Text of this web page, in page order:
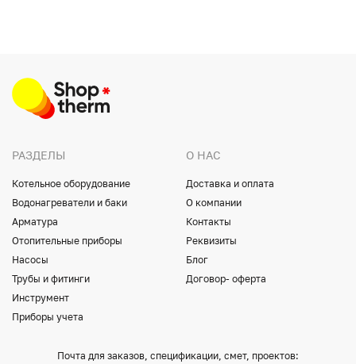
РАЗДЕЛЫ
Котельное оборудование
Водонагреватели и баки
Арматура
Отопительные приборы
Насосы
Трубы и фитинги
Инструмент
Приборы учета
О НАС
Доставка и оплата
О компании
Контакты
Реквизиты
Блог
Договор- оферта
Почта для заказов, спецификации, смет, проектов: